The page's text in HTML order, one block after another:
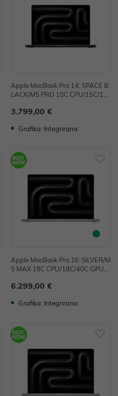
Apple MacBook Pro 14: SPACE B
LACK/M5 PRO 10C CPU/15C/16
3.799,00 €
Grafika: Integrirana
Apple MacBook Pro 16: SILVER/M
5 MAX 18C CPU/18C/40C GPU/4
6.299,00 €
Grafika: Integrirana